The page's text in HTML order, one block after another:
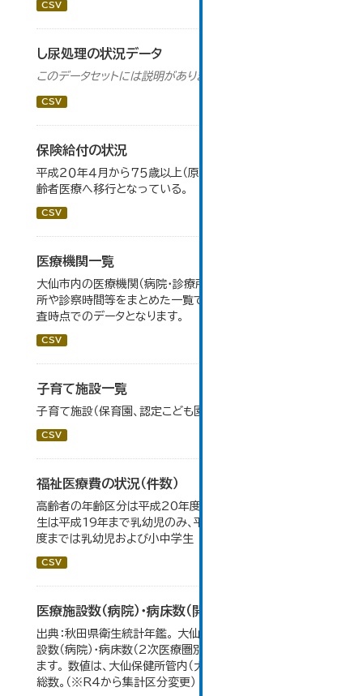
CSV
し尿処理の状況データ
このデータセットには説明がありません
CSV
保険給付の状況
平成２０年４月から７５歳以上（原則）の被保険者は後期高
齢者医療へ移行となっている。
CSV
医療機関一覧
大仙市内の医療機関（病院・診療所・歯科診療所・薬局）の住
所や診察時間等をまとめた一覧です。 令和６年１月１日調
査時点でのデータとなります。
CSV
子育て施設一覧
子育て施設（保育園、認定こども園等）の一覧です。
CSV
福祉医療費の状況（件数）
高齢者の年齢区分は平成20年度から変更 乳幼児・小中高
生は平成19年まで乳幼児のみ、平成20年度から令和元年
度までは乳幼児および小中学生
CSV
医療施設数（病院）・病床数（開設主体・保健所別）
出典：秋田県衛生統計年鑑。 大仙市の統計「11-11 医療施
設数（病院）・病床数（2次医療圏別)」のデータを参照してい
ます。 数値は、大仙保健所管内（大仙市・仙北市・美郷町）の
総数。（※R4から集計区分変更）